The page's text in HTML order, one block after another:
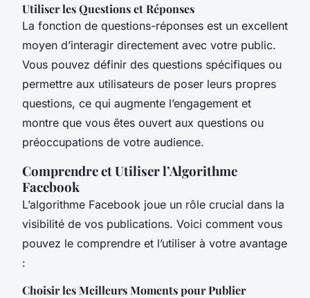
Utiliser les Questions et Réponses
La fonction de questions-réponses est un excellent
moyen d’interagir directement avec votre public.
Vous pouvez définir des questions spécifiques ou
permettre aux utilisateurs de poser leurs propres
questions, ce qui augmente l’engagement et
montre que vous êtes ouvert aux questions ou
préoccupations de votre audience.
Comprendre et Utiliser l’Algorithme
Facebook
L’algorithme Facebook joue un rôle crucial dans la
visibilité de vos publications. Voici comment vous
pouvez le comprendre et l’utiliser à votre avantage
:
Choisir les Meilleurs Moments pour Publier